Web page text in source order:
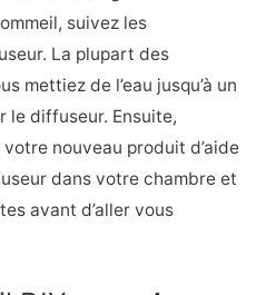
suivez les
La plupart des
mettiez de l’eau jusqu’à un
le diffuseur. Ensuite,
nouveau produit d’aide
dans votre chambre et
avant d’aller vous